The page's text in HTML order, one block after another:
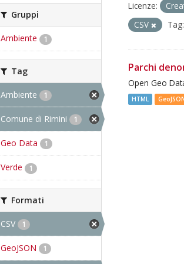
Gruppi
Ambiente 1
Tag
Ambiente 1
Comune di Rimini 1
Geo Data 1
Verde 1
Formati
CSV 1
GeoJSON 1
Licenze:
CSV
Tag:
Parchi
Open Geo
HTML